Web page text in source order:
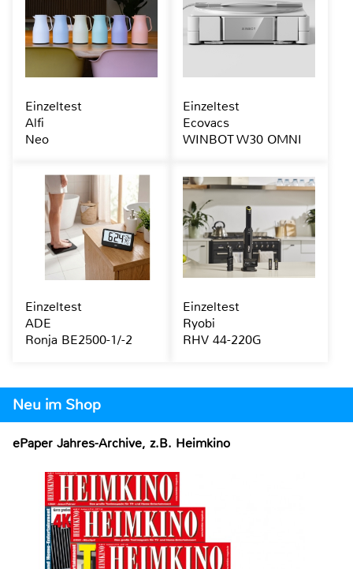
Neu im Shop
ePaper Jahres-Archive, z.B. Heimkino
Einzeltest
Alfi
Neo
Einzeltest
Ecovacs
WINBOT W30 OMNI
Einzeltest
ADE
Ronja BE2500-1/-2
Einzeltest
Ryobi
RHV 44-220G